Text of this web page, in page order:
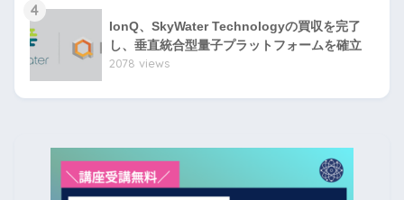
4
IonQ、SkyWater Technologyの買収を完了
し、垂直統合型量子プラットフォームを確立
2078 views